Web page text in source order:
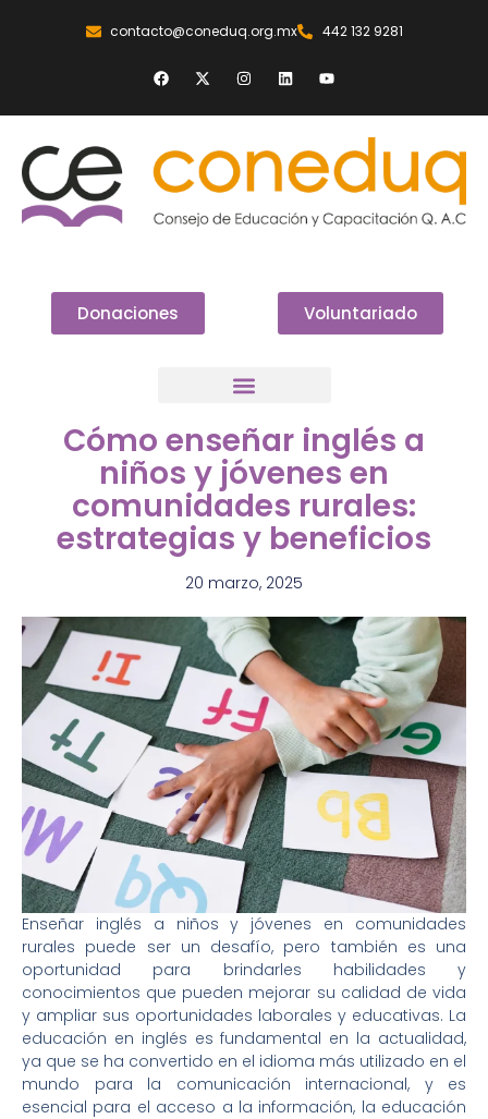
contacto@coneduq.org.mx 442 132 9281
Donaciones Voluntariado
Cómo enseñar inglés a
niños y jóvenes en
comunidades rurales:
estrategias y beneficios
20 marzo, 2025
Enseñar inglés a niños y jóvenes en comunidades
rurales puede ser un desafío, pero también es una
oportunidad para brindarles habilidades y
conocimientos que pueden mejorar su calidad de vida
y ampliar sus oportunidades laborales y educativas. La
educación en inglés es fundamental en la actualidad,
ya que se ha convertido en el idioma más utilizado en el
mundo para la comunicación internacional, y es
esencial para el acceso a la información, la educación